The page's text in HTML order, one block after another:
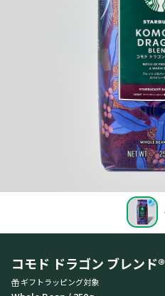
コモド ドラゴン ブレンド®
ギフトラッピング対象